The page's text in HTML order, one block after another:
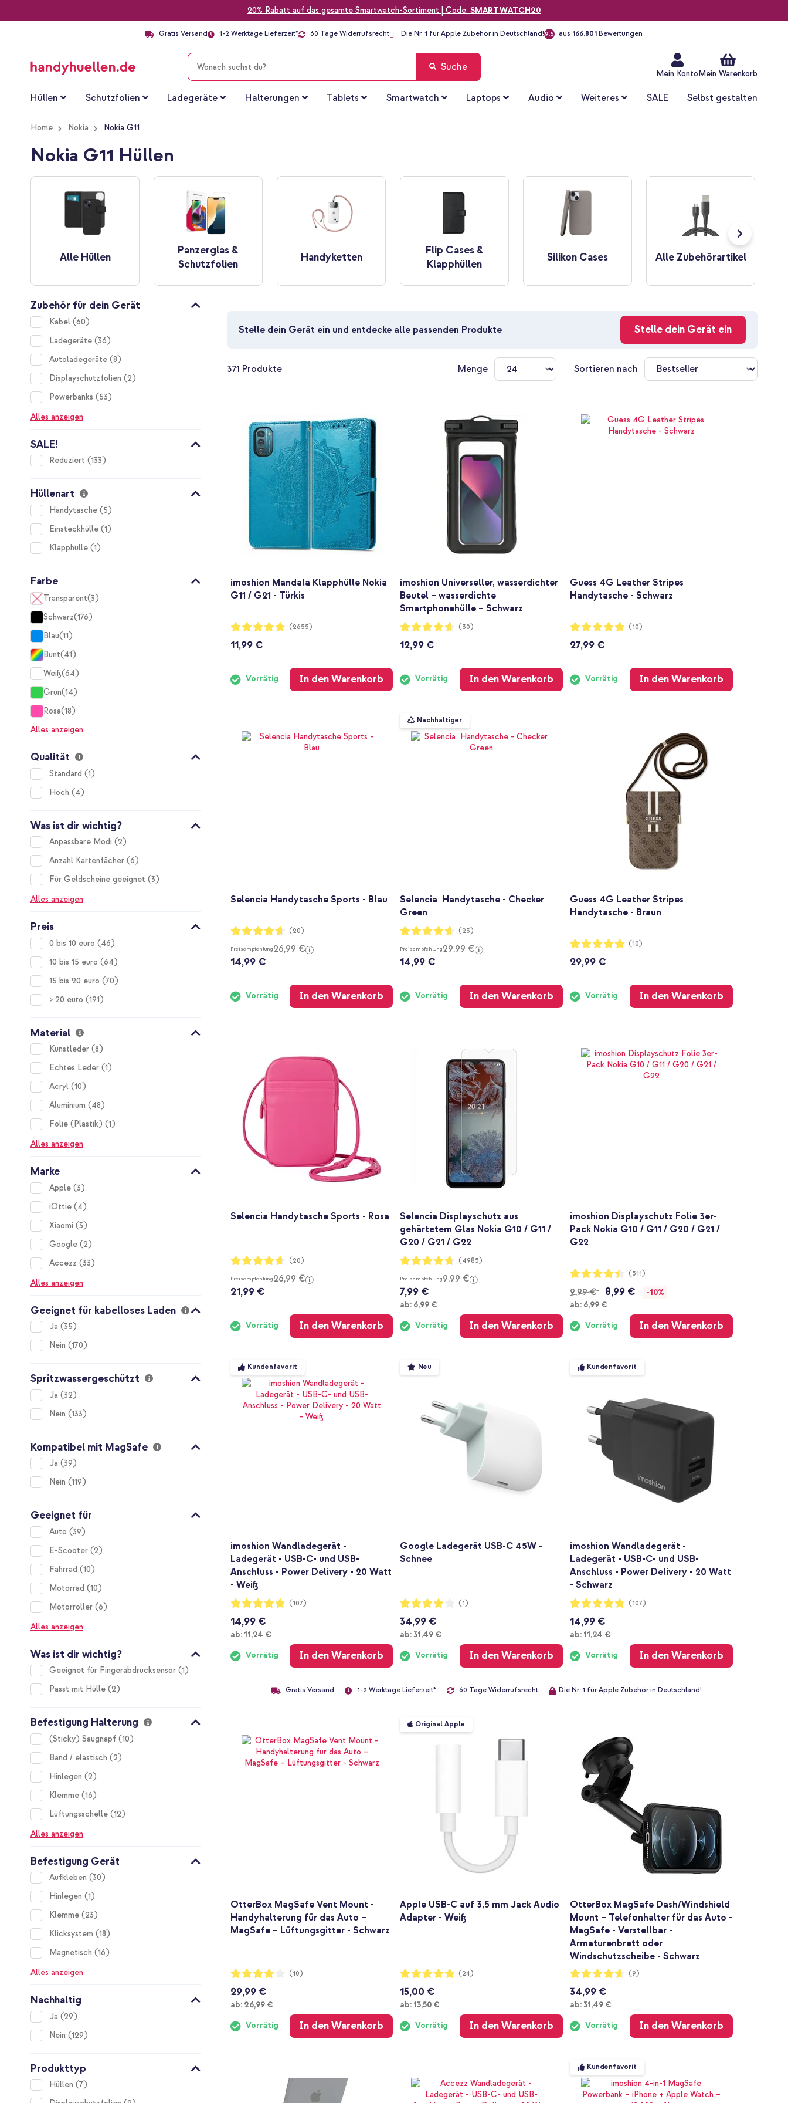
20% Rabatt auf das gesamte Smartwatch-Sortiment | Code: SMARTWATCH20
Gratis Versand 1-2 Werktage Lieferzeit* 60 Tage Widerrufsrecht Die Nr. 1 für Apple Zubehör in Deutschland!9,5 aus 166.801 Bewertungen
Mein Konto Mein Warenkorb
SUCHE Suche
Hüllen Schutzfolien Ladegeräte Halterungen Tablets Smartwatch Laptops Audio Weiteres SALE Selbst gestalten
Home Nokia Nokia G11
Nokia G11 Hüllen
Alle Hüllen
Panzerglas &
Schutzfolien
Handyketten
Flip Cases &
Klapphüllen
Silikon Cases Alle Zubehörartikel
Stelle dein Gerät ein und entdecke alle passenden Produkte Stelle dein Gerät ein
371 Produkte Menge Sortieren nach
imoshion Mandala Klapphülle Nokia
G11 / G21 - Türkis
Bewertung:
97%
(2655)
11,99 €
Vorrätig In den Warenkorb
imoshion Universeller, wasserdichter
Beutel – wasserdichte
Smartphonehülle – Schwarz
Bewertung:
92%
(30)
12,99 €
Vorrätig In den Warenkorb
Guess 4G Leather Stripes
Handytasche - Schwarz
Bewertung:
100%
(10)
27,99 €
Vorrätig In den Warenkorb
Selencia Handytasche Sports - Blau
Bewertung:
93%
(20)
Preisempfehlung26,99 €
14,99 €
Vorrätig In den Warenkorb
Nachhaltiger
Selencia Handytasche - Checker
Green
Bewertung:
91%
(23)
Preisempfehlung29,99 €
14,99 €
Vorrätig In den Warenkorb
Guess 4G Leather Stripes
Handytasche - Braun
Bewertung:
100%
(10)
29,99 €
Vorrätig In den Warenkorb
Selencia Handytasche Sports - Rosa
Bewertung:
93%
(20)
Preisempfehlung26,99 €
21,99 €
Vorrätig In den Warenkorb
Selencia Displayschutz aus
gehärtetem Glas Nokia G10 / G11 /
G20 / G21 / G22
Bewertung:
93%
(4985)
Preisempfehlung9,99 €
7,99 €
ab: Ab
6,99 €
Vorrätig In den Warenkorb
imoshion Displayschutz Folie 3er-
Pack Nokia G10 / G11 / G20 / G21 /
G22
Bewertung:
87%
(511)
9,99 € 8,99 €
-10%
ab: Ab
6,99 €
Vorrätig In den Warenkorb
Kundenfavorit
imoshion Wandladegerät -
Ladegerät - USB-C- und USB-
Anschluss - Power Delivery - 20 Watt
- Weiß
Bewertung:
96%
(107)
14,99 €
ab: Ab
11,24 €
Vorrätig In den Warenkorb
Neu
Google Ladegerät USB-C 45W -
Schnee
Bewertung:
80%
(1)
34,99 €
ab: Ab
31,49 €
Vorrätig In den Warenkorb
Kundenfavorit
imoshion Wandladegerät -
Ladegerät - USB-C- und USB-
Anschluss - Power Delivery - 20 Watt
- Schwarz
Bewertung:
96%
(107)
14,99 €
ab: Ab
11,24 €
Vorrätig In den Warenkorb
Gratis Versand 1-2 Werktage Lieferzeit* 60 Tage Widerrufsrecht Die Nr. 1 für Apple Zubehör in Deutschland!
OtterBox MagSafe Vent Mount -
Handyhalterung für das Auto –
MagSafe – Lüftungsgitter - Schwarz
Bewertung:
80%
(10)
29,99 €
ab: Ab
26,99 €
Vorrätig In den Warenkorb
Original Apple
Apple USB-C auf 3,5 mm Jack Audio
Adapter - Weiß
Bewertung:
97%
(24)
15,00 €
ab: Ab
13,50 €
Vorrätig In den Warenkorb
OtterBox MagSafe Dash/Windshield
Mount – Telefonhalter für das Auto -
MagSafe - Verstellbar -
Armaturenbrett oder
Windschutzscheibe - Schwarz
Bewertung:
93%
(9)
34,99 €
ab: Ab
31,49 €
Vorrätig In den Warenkorb
Kundenfavorit
Zubehör für dein Gerät
Kabel 60
items
Ladegeräte 36
items
Autoladegeräte 8
items
Displayschutzfolien
2
items
Powerbanks
53
items
Alles anzeigen
SALE!
Reduziert 133
items
Hüllenart
Handytasche 5
items
Einsteckhülle 1
item
Klapphülle 1
item
Farbe
Transparent 3
items
Schwarz 176
items
Blau 11
items
Bunt 41
items
Weiß 64
items
Grün 14
items
Rosa 18
items
Alles anzeigen
Qualität
Standard 1
item
Hoch
4
items
Was ist dir wichtig?
Anpassbare Modi 2
items
Anzahl Kartenfächer 6
items
Für Geldscheine geeignet
3
items
Alles anzeigen
Preis
0 bis 10 euro 46
items
10 bis 15 euro
64
items
15 bis 20 euro
70
items
> 20 euro
191
items
Material
Kunstleder 8
items
Echtes Leder 1
item
Acryl 10
items
Aluminium
48
items
Folie (Plastik)
1
item
Alles anzeigen
Marke
Apple 3
items
iOttie
4
items
Xiaomi
3
items
Google 2
items
Accezz
33
items
Alles anzeigen
Geeignet für kabelloses Laden
Ja 35
items
Nein
170
items
Spritzwassergeschützt
Ja 32
items
Nein
133
items
Kompatibel mit MagSafe
Ja 39
items
Nein
119
items
Geeignet für
Auto 39
items
E-Scooter 2
items
Fahrrad
10
items
Motorrad
10
items
Motorroller 6
items
Alles anzeigen
Was ist dir wichtig?
Geeignet für Fingerabdrucksensor 1
item
Passt mit Hülle 2
items
Befestigung Halterung
(Sticky) Saugnapf 10
items
Band / elastisch
2
items
Hinlegen
2
items
Klemme 16
items
Lüftungsschelle 12
items
Alles anzeigen
Befestigung Gerät
Aufkleben 30
items
Hinlegen
1
item
Klemme 23
items
Klicksystem
18
items
Magnetisch
16
items
Alles anzeigen
Nachhaltig
Ja 29
items
Nein
129
items
Produkttyp
Hüllen 7
items